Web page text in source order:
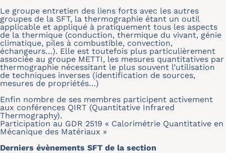
Le groupe entretien des liens forts avec les autres
groupes de la SFT, la thermographie étant un outil
applicable et appliqué à pratiquement tous les aspects
de la thermique (conduction, thermique du vivant, génie
climatique, piles à combustible, convection,
échangeurs…). Elle est toutefois plus particulièrement
associée au groupe METTI, les mesures quantitatives par
thermographie nécessitant le plus souvent l’utilisation
de techniques inverses (identification de sources,
mesures de propriétés…)
Enfin nombre de ses membres participent activement
aux conférences QIRT (Quantitative Infrared
Thermography).
Participation au GDR 2519 « Calorimétrie Quantitative en
Mécanique des Matériaux »
Derniers évènements SFT de la section